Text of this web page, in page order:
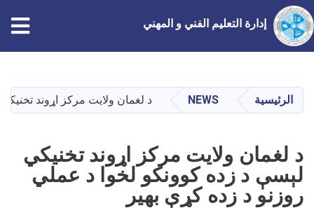
المحتوى
الرئيسي
إدارة التعليم الفني و المهني
الرئيسية NEWS د لغمان ولایت مرکز اړوند
د لغمان ولایت مرکز اړوند تخنیکي
لېسې د زده کوونکو لخوا د عملي
روزنو د زده کړې بهیر